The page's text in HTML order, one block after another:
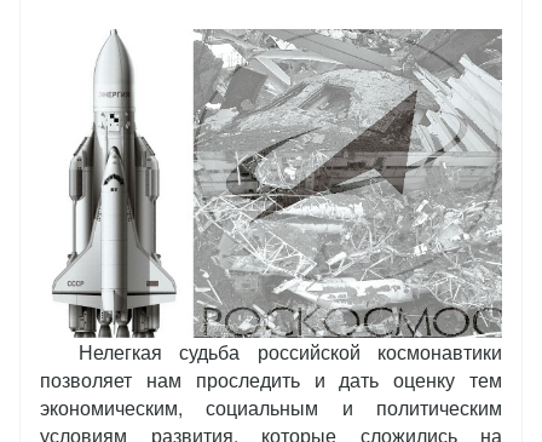
Нелегкая судьба российской космонавтики
позволяет нам проследить и дать оценку тем
экономическим, социальным и политическим
условиям развития, которые сложились на